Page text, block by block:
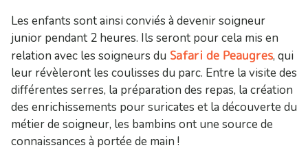
Les enfants sont ainsi conviés à devenir soigneur
junior pendant 2 heures. Ils seront pour cela mis en
relation avec les soigneurs du Safari de Peaugres, qui
leur révèleront les coulisses du parc. Entre la visite des
différentes serres, la préparation des repas, la création
des enrichissements pour suricates et la découverte du
métier de soigneur, les bambins ont une source de
connaissances à portée de main !